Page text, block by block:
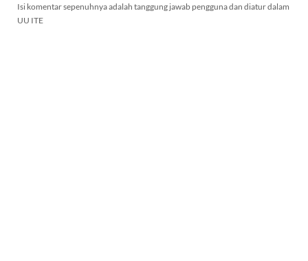
Isi komentar sepenuhnya adalah tanggung jawab pengguna dan diatur dalam
UU ITE